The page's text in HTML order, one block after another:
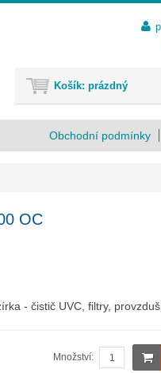
OC
- čistič UVC, filtry,
Množství:
Obchodní podmínky
Košík: prázdný